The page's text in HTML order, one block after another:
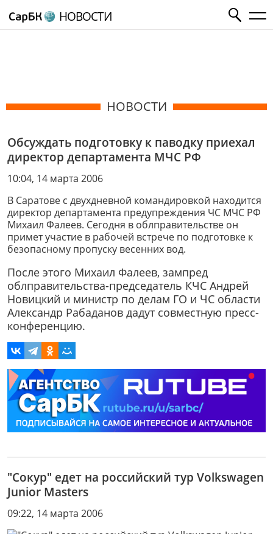
НОВОСТИ
НОВОСТИ
Обсуждать подготовку к паводку приехал
директор департамента МЧС РФ
10:04, 14 марта 2006
В Саратове с двухдневной командировкой находится
директор департамента предупреждения ЧС МЧС РФ
Михаил Фалеев. Сегодня в облправительстве он
примет участие в рабочей встрече по подготовке к
безопасному пропуску весенних вод.
После этого Михаил Фалеев, зампред
облправительства-председатель КЧС Андрей
Новицкий и министр по делам ГО и ЧС области
Александр Рабаданов дадут совместную пресс-
конференцию.
"Сокур" едет на российский тур Volkswagen
Junior Masters
09:22, 14 марта 2006